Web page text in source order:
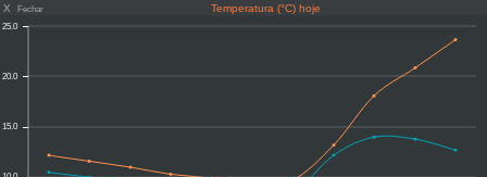
X Fechar Temperatura (°C) hoje